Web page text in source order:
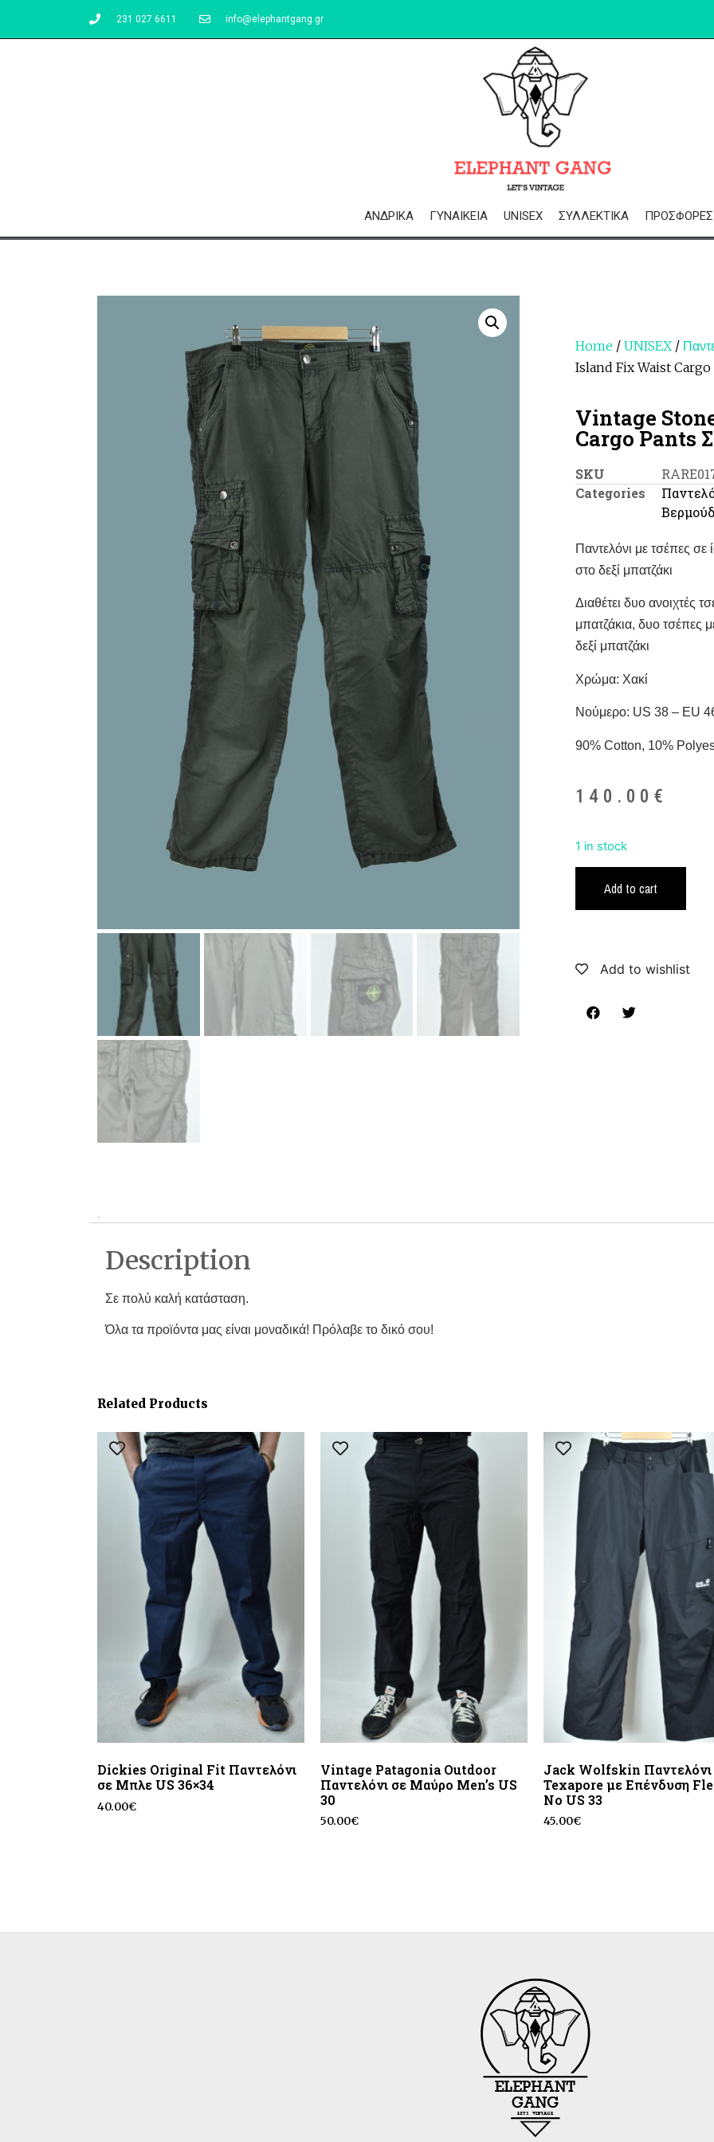
231 027 6611 info@elephantgang.gr
ΑΝΔΡΙΚΆ ΓΥΝΑΙΚΕΊΑ UNISEX ΣΥΛΛΕΚΤΙΚΆ ΠΡΟΣΦΟΡΈΣ
Home / UNISEX/
Island Fix Waist Cargo
Vintage
Cargo Pants
SKU
Categories
Παντελόνι με τσέπες
στο δεξί μπατζάκι
Διαθέτει δυο ανοιχτές
μπατζάκια, δυο τσέπες
δεξί μπατζάκι
Χρώμα: Χακί
Νούμερο: US 38 – EU
90% Cotton, 10%
140.00 €
1 in stock
Add to cart
Add to wishlist
Description
Σε πολύ καλή κατάσταση.
Όλα τα προϊόντα μας είναι μοναδικά! Πρόλαβε το δικό σου!
Related Products
Dickies Original Fit Παντελόνι
σε Μπλε US 36×34
40.00€
Vintage Patagonia Outdoor
Παντελόνι σε Μαύρο Men’s US
30
50.00€
Jack Wolfskin Παντελόνι
Texapore με Επένδυση
No US 33
45.00€